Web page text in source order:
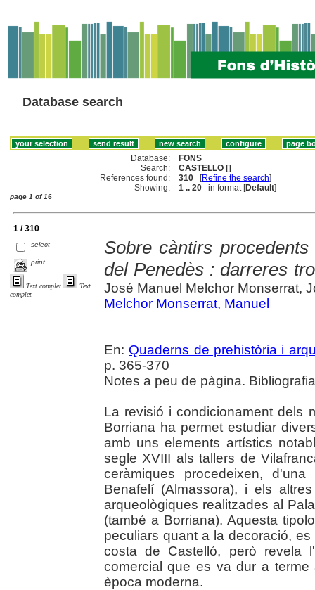
Database search
Database:
FONS
Search:
CASTELLO []
References found:
310 [Refine the search]
Showing:
1 .. 20 in format [Default]
page 1 of 16
1 / 310
select
print
Text complet
Text
complet
Sobre càntirs
del Penedès : darreres
José Manuel Melchor Monserrat,
Melchor Monserrat, Manuel
En: Quaderns de prehistòria i
p. 365-370
Notes a peu de pàgina.
La revisió i condicionament dels
Borriana ha permet estudiar
amb uns elements artístics
segle XVIII als tallers de
ceràmiques procedeixen,
Benafelí (Almassora), i els
arqueològiques realitzades al
(també a Borriana). Aquesta
peculiars quant a la decoració,
costa de Castelló, però revela
comercial que es va dur a
època moderna.